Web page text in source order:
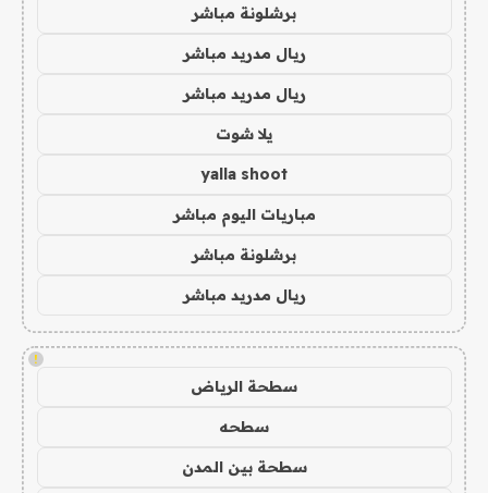
برشلونة مباشر
ريال مدريد مباشر
ريال مدريد مباشر
يلا شوت
yalla shoot
مباريات اليوم مباشر
برشلونة مباشر
ريال مدريد مباشر
!
سطحة الرياض
سطحه
سطحة بين المدن